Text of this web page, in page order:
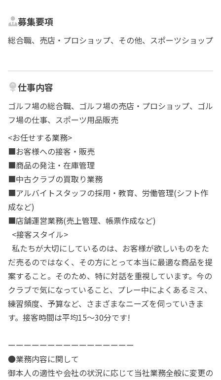
募集要項
総合職、売店・プロショップ、その他、スポーツショップ
仕事内容
ゴルフ場の総合職、ゴルフ場の売店・プロショップ、ゴル
フ場の仕事、スポーツ用品販売
<お任せする業務>
■お客様への接客・販売
■商品の発注・在庫管理
■中古クラブの買取り業務
■アルバイトスタッフの採用・教育、労働管理(シフト作
成など)
■店舗運営業務(売上管理、帳票作成など)
<接客スタイル>
私たちが大切にしているのは、お客様が欲しいものをた
だ売るのではなく、その方にとって本当に最適な商品を提
案すること。そのため、特に対話を重視しています。今の
クラブで気になっていること、プレー中によくあるミス、
練習頻度、予算など、さまざまなニーズを伺っていきま
す。接客時間は平均15～30分です!
ーーーーーーーーーーーーーーーー
●業務内容に関して
御本人の適性や会社の状況に応じて当社業務全般に変更の